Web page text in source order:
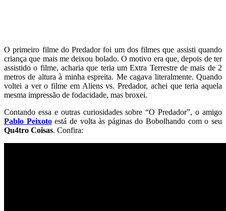
O primeiro filme do Predador foi um dos filmes que assisti quando
criança que mais me deixou bolado. O motivo era que, depois de ter
assistido o filme, acharia que teria um Extra Terrestre de mais de 2
metros de altura à minha espreita. Me cagava literalmente. Quando
voltei a ver o filme em Aliens vs. Predador, achei que teria aquela
mesma impressão de fodacidade, mas broxei.
Contando essa e outras curiosidades sobre “O Predador”, o amigo
Pablo Peixotoestá de volta às páginas do Bobolhando com o seu
Qu4tro Coisas. Confira: